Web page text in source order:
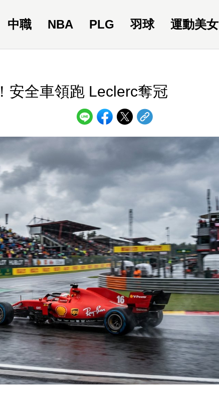
中職 NBA PLG 羽球 運動美女
安全車領跑 Leclerc奪冠